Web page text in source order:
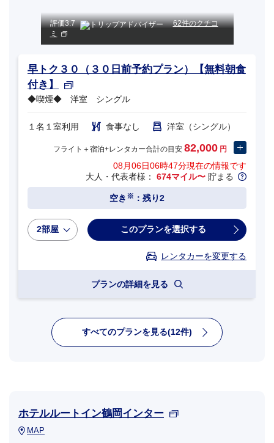
評価3.7
62件のクチコ
ミ
早トク３０（３０日前予約プラン）【無料朝食
付き】
◆喫煙◆ 洋室 シングル
１名１室利用 食事なし 洋室（シングル）
フライト＋宿泊+レンタカー合計の目安 82,000 円
08月06日06時47分現在の情報です
大人・代表者様： 674マイル〜 貯まる
空き ※ ：残り2
2部屋 このプランを選択する
レンタカーを変更する
プランの詳細を見る
すべてのプランを見る(12件)
ホテルルートイン鶴岡インター
MAP